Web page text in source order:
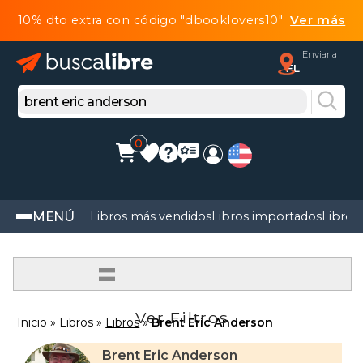
10% dto extra con código "dbooklovers10"Ver más
Enviar a
FL
0
MENÚ Libros más vendidosLibros importadosLibros
=
Ver Filtros
Inicio Libros Libros Brent Eric Anderson
Brent Eric Anderson